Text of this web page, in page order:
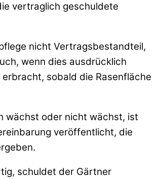
vertraglich geschuldete
nicht Vertragsbestandteil,
wenn dies ausdrücklich
sobald die Rasenfläche
wächst oder nicht wächst, ist
veröffentlicht, die
schuldet der Gärtner